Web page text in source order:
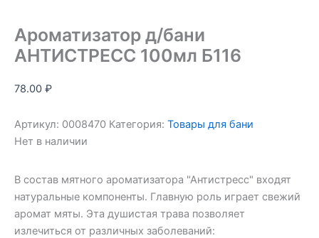
Ароматизатор д/бани
АНТИСТРЕСС 100мл Б116
78.00 ₽
Артикул: 0008470 Категория: Товары для бани
Нет в наличии
В состав мятного ароматизатора "Антистресс" входят
натуральные компоненты. Главную роль играет свежий
аромат мяты. Эта душистая трава позволяет
излечиться от различных заболеваний: